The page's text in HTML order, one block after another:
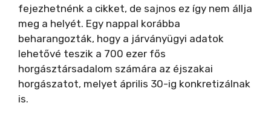
fejezhetnénk a cikket, de sajnos ez így nem állja
meg a helyét. Egy nappal korábba
beharangozták, hogy a járványügyi adatok
lehetővé teszik a 700 ezer fős
horgásztársadalom számára az éjszakai
horgászatot, melyet április 30-ig konkretizálnak
is.